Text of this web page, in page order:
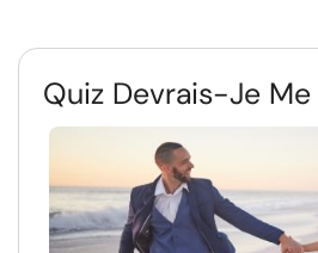
Quiz Devrais-Je